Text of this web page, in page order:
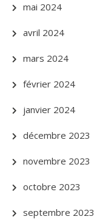
mai 2024
avril 2024
mars 2024
février 2024
janvier 2024
décembre 2023
novembre 2023
octobre 2023
septembre 2023